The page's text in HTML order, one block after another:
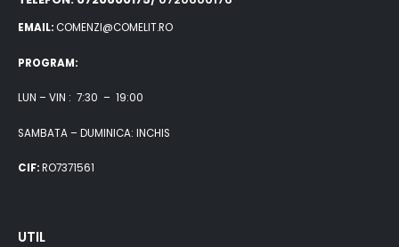
EMAIL:COMENZI@COMELIT.RO
PROGRAM:
LUN – VIN : 7:30 – 19:00
SAMBATA – DUMINICA: INCHIS
CIF:RO7371561
UTIL